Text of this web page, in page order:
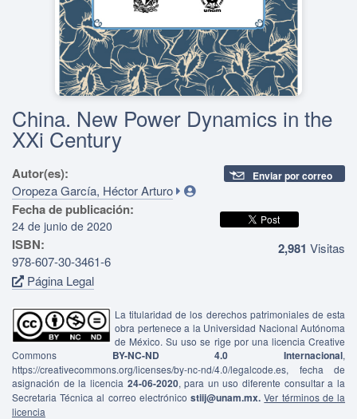
China. New Power Dynamics in the
XXi Century
Autor(es):
Oropeza García, Héctor Arturo
Fecha de publicación:
24 de junio de 2020
ISBN:
978-607-30-3461-6
Página Legal
Enviar por correo
2,981 Visitas
La titularidad de los derechos patrimoniales de esta
obra pertenece a la Universidad Nacional Autónoma
de México. Su uso se rige por una licencia Creative
Commons BY-NC-ND 4.0 Internacional,
https://creativecommons.org/licenses/by-nc-nd/4.0/legalcode.es, fecha de
asignación de la licencia 24-06-2020, para un uso diferente consultar a la
Secretaria Técnica al correo electrónicostiij@unam.mx. Ver términos de la
licencia